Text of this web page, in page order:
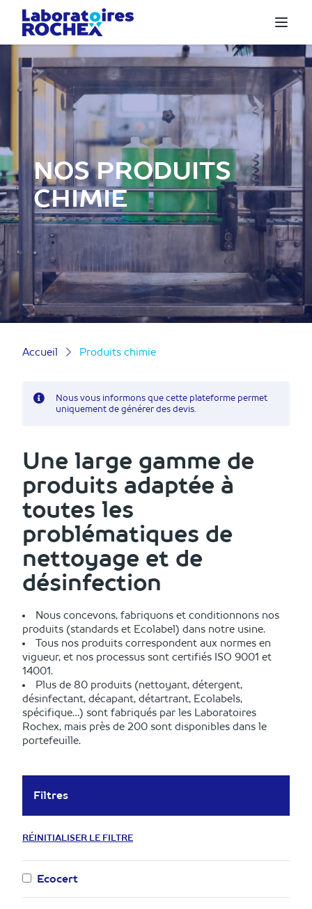
NOS PRODUITS
CHIMIE
Accueil Produits chimie
Nous vous informons que cette plateforme permet
uniquement de générer des devis.
Une large gamme de
produits adaptée à
toutes les
problématiques de
nettoyage et de
désinfection
Nous concevons, fabriquons et conditionnons nos
produits (standards et Ecolabel) dans notre usine.
Tous nos produits correspondent aux normes en
vigueur, et nos processus sont certifiés ISO 9001 et
14001.
Plus de 80 produits (nettoyant, détergent,
désinfectant, décapant, détartrant, Ecolabels,
spécifique…) sont fabriqués par les Laboratoires
Rochex, mais près de 200 sont disponibles dans le
portefeuille.
Filtres
RÉINITIALISER LE FILTRE
Ecocert